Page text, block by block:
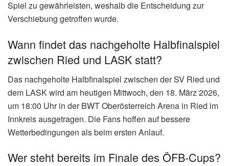
Spiel zu gewährleisten, weshalb die Entscheidung zur
Verschiebung getroffen wurde.
Wann findet das nachgeholte Halbfinalspiel
zwischen Ried und LASK statt?
Das nachgeholte Halbfinalspiel zwischen der SV Ried und
dem LASK wird am heutigen Mittwoch, den 18. März 2026,
um 18:00 Uhr in der BWT Oberösterreich Arena in Ried im
Innkreis ausgetragen. Die Fans hoffen auf bessere
Wetterbedingungen als beim ersten Anlauf.
Wer steht bereits im Finale des ÖFB-Cups?